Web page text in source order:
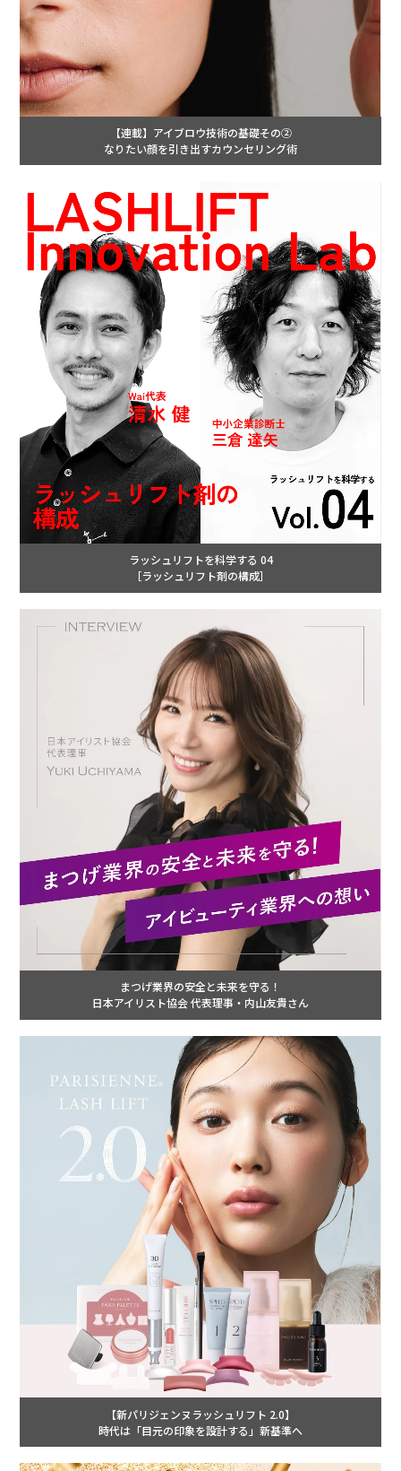
【連載】アイブロウ技術の基礎その②
なりたい顔を引き出すカウンセリング術
ラッシュリフトを科学する 04
［ラッシュリフト剤の構成］
まつげ業界の安全と未来を守る！
日本アイリスト協会 代表理事・内山友貴さん
【新パリジェンヌラッシュリフト 2.0】
時代は「目元の印象を設計する」新基準へ